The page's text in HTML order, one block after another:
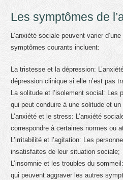
Les symptômes de
L’anxiété sociale peuvent varier
symptômes courants incluent:
La tristesse et la dépression:
dépression clinique si elle n’est pas
La solitude et l’isolement social:
qui peut conduire à une solitude et
L’anxiété et le stress: L’anxiété
correspondre à certaines normes ou
L’irritabilité et l’agitation: Les
insatisfaites de leur situation sociale;
L’insomnie et les troubles du
qui peuvent aggraver les autres